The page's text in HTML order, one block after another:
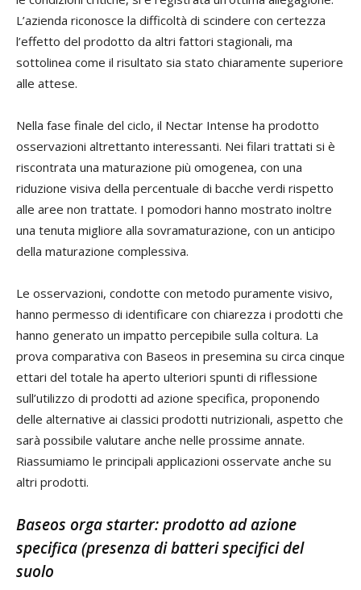
L’azienda riconosce la difficoltà di scindere con certezza
l’effetto del prodotto da altri fattori stagionali, ma
sottolinea come il risultato sia stato chiaramente superiore
alle attese.
Nella fase finale del ciclo, il Nectar Intense ha prodotto
osservazioni altrettanto interessanti. Nei filari trattati si è
riscontrata una maturazione più omogenea, con una
riduzione visiva della percentuale di bacche verdi rispetto
alle aree non trattate. I pomodori hanno mostrato inoltre
una tenuta migliore alla sovramaturazione, con un anticipo
della maturazione complessiva.
Le osservazioni, condotte con metodo puramente visivo,
hanno permesso di identificare con chiarezza i prodotti che
hanno generato un impatto percepibile sulla coltura. La
prova comparativa con Baseos in presemina su circa cinque
ettari del totale ha aperto ulteriori spunti di riflessione
sull’utilizzo di prodotti ad azione specifica, proponendo
delle alternative ai classici prodotti nutrizionali, aspetto che
sarà possibile valutare anche nelle prossime annate.
Riassumiamo le principali applicazioni osservate anche su
altri prodotti.
Baseos orga starter: prodotto ad azione
specifica (presenza di batteri specifici del
suolo